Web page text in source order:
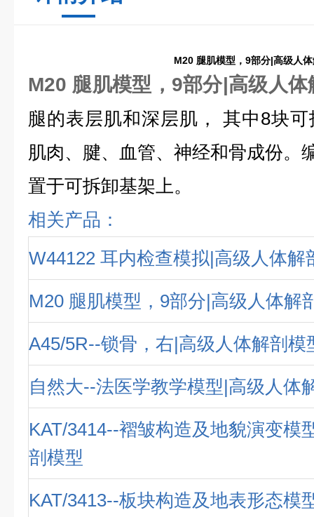
M20 腿肌模型，9部分|高级人
M20 腿肌模型，9部分|高级人体
腿的表层肌和深层肌， 其中8块
肌肉、腱、血管、神经和骨成份。
置于可拆卸基架上。
相关产品：
W44122 耳内检查模拟|高级人体解
M20 腿肌模型，9部分|高级人体解
A45/5R--锁骨，右|高级人体解剖模
自然大--法医学教学模型|高级人体
KAT/3414--褶皱构造及地貌演变模
剖模型
KAT/3413--板块构造及地表形态模